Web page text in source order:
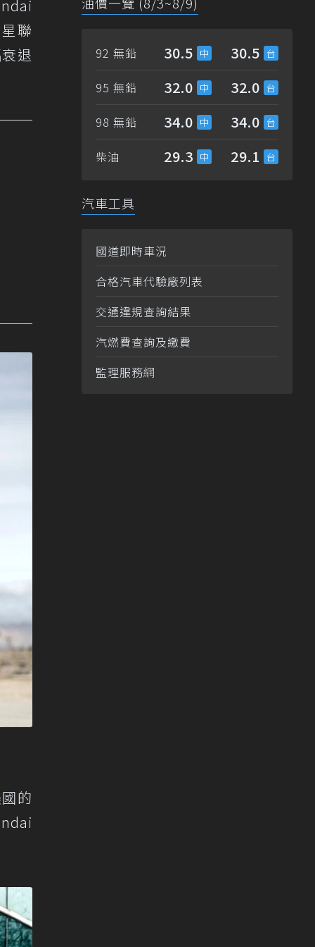
聯
退
的
92 無鉛 30.5 30.5
95 無鉛 32.0 32.0
98 無鉛 34.0 34.0
柴油 29.3 29.1
汽車工具
國道即時車況
合格汽車代驗廠列表
交通違規查詢結果
汽燃費查詢及繳費
監理服務網